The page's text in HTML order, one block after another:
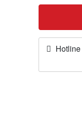
Hotline